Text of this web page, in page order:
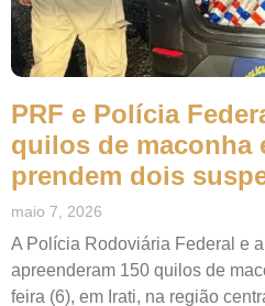
PRF e Polícia
quilos de maconha
prendem dois
maio 7, 2026
A Polícia Rodoviária Federal e
apreenderam 150 quilos de
feira (6), em Irati, na região